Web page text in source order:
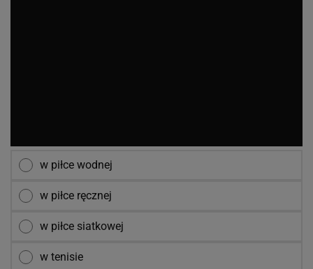
w piłce wodnej
w piłce ręcznej
w piłce siatkowej
w tenisie